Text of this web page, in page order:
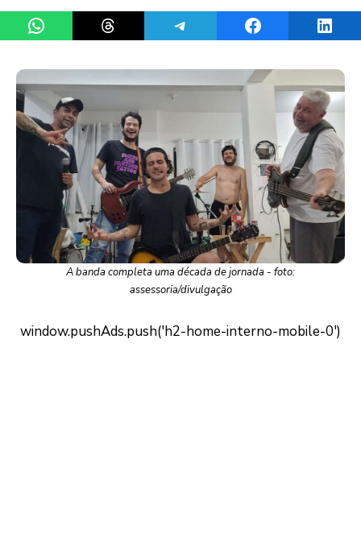
Share on WhatsAppShare on ThreadsShare on TelegramShare on Facebook
A banda completa uma década de jornada - foto:
assessoria/divulgação